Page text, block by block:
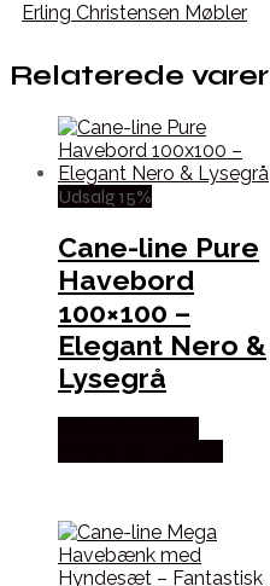
Erling Christensen Møbler
Relaterede varer
Udsalg 15%
Cane-line Pure
Havebord
100×100 –
Elegant Nero &
Lysegrå